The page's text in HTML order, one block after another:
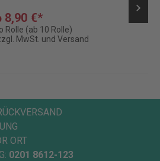
8,90 €*
Rolle (ab 10 Rolle)
MwSt. und Versand
ORT
0201 8612-123